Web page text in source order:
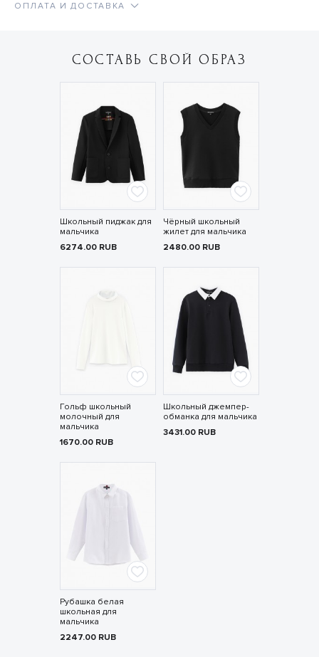
ОПЛАТА И ДОСТАВКА
СОСТАВЬ СВОЙ ОБРАЗ
Школьный пиджак для
мальчика
6274.00 RUB
Чёрный школьный
жилет для мальчика
2480.00 RUB
Гольф школьный
молочный для
мальчика
1670.00 RUB
Школьный джемпер-
обманка для мальчика
3431.00 RUB
Рубашка белая
школьная для
мальчика
2247.00 RUB